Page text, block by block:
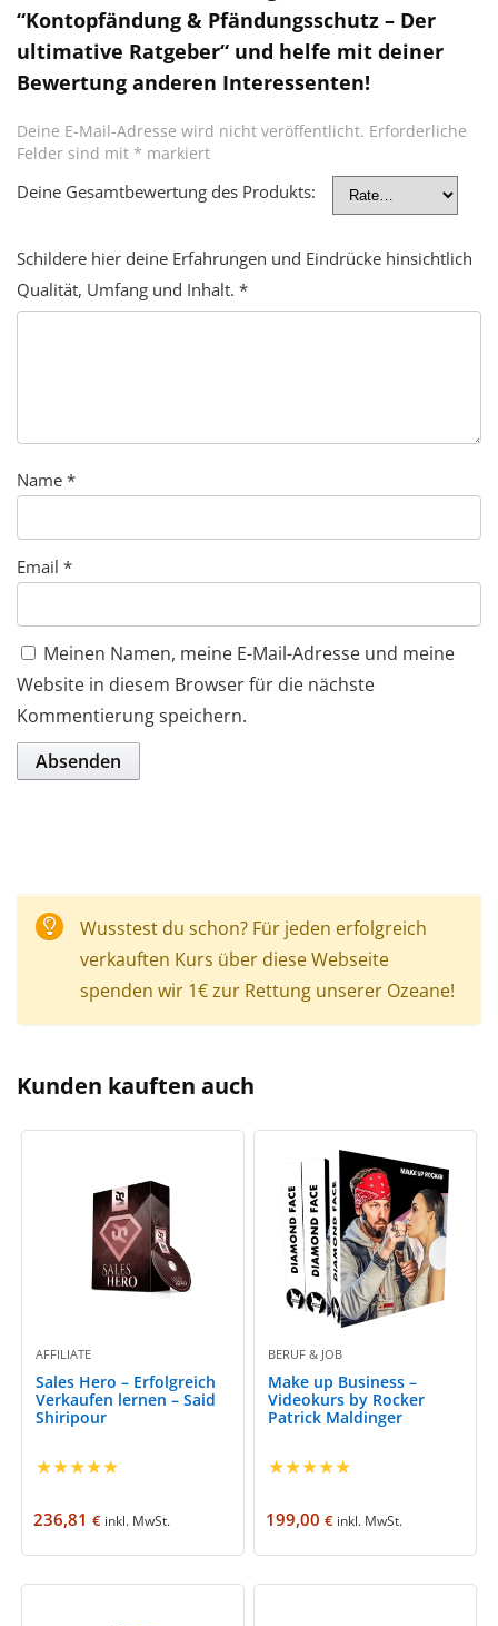
“Kontopfändung & Pfändungsschutz – Der
ultimative Ratgeber“ und helfe mit deiner
Bewertung anderen Interessenten!
Deine E-Mail-Adresse wird nicht veröffentlicht. Erforderliche
Felder sind mit * markiert
Deine Gesamtbewertung des Produkts:
Schildere hier deine Erfahrungen und Eindrücke hinsichtlich
Qualität, Umfang und Inhalt. *
Name *
Email *
Meinen Namen, meine E-Mail-Adresse und meine
Website in diesem Browser für die nächste
Kommentierung speichern.
Wusstest du schon? Für jeden erfolgreich
verkauften Kurs über diese Webseite
spenden wir 1€ zur Rettung unserer Ozeane!
Kunden kauften auch
AFFILIATE
Sales Hero – Erfolgreich
Verkaufen lernen – Said
Shiripour
★★★★★
236,81€ inkl. MwSt.
BERUF & JOB
Make up Business –
Videokurs by Rocker
Patrick Maldinger
★★★★★
199,00€ inkl. MwSt.